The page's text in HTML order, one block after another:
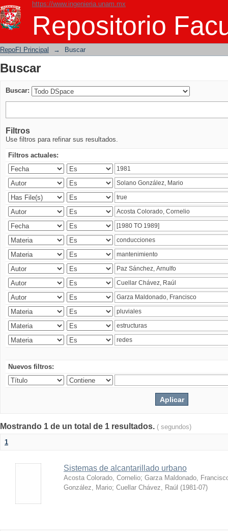
https://www.ingenieria.unam.mx
Repositorio
Buscar
RepoFI Principal → Buscar
Buscar
Buscar:
Filtros
Use filtros para refinar sus resultados.
Filtros actuales:
Nuevos filtros:
Mostrando 1 de un total de 1 resultados. ( segundos)
1
Sistemas de alcantarillado urbano
Acosta Colorado, Cornelio; Garza Maldonado,
González, Mario; Cuellar Chávez, Raúl (1981-07)